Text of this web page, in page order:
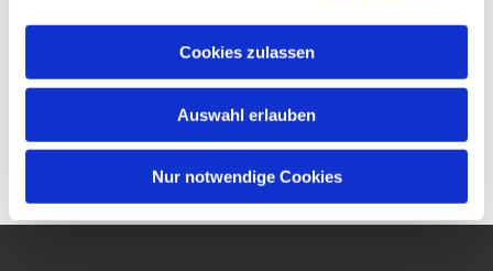
Cookies zulassen
Auswahl erlauben
Nur notwendige Cookies